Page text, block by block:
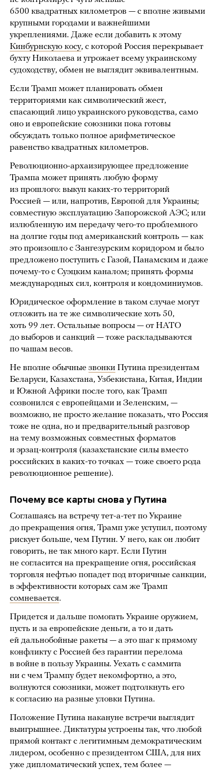
6500 квадратных километров — с вполне живыми
крупными городами и важнейшими
укреплениями. Даже если добавить к этому
Кинбурнскую косу, с которой Россия перекрывает
бухту Николаева и угрожает всему украинскому
судоходству, обмен не выглядит эквивалентным.
Если Трамп может планировать обмен
территориями как символический жест,
спасающий лицо украинского руководства, само
оно и европейские союзники пока готовы
обсуждать только полное арифметическое
равенство квадратных километров.
Революционно-архаизирующее предложение
Трампа может принять любую форму
из прошлого: выкуп каких-то территорий
Россией — или, напротив, Европой для Украины;
совместную эксплуатацию Запорожской АЭС; или
излюбленную им передачу чего-то проблемного
на долгие годы под американский контроль — как
это произошло с Зангезурским коридором и было
предложено поступить с Газой, Панамским и даже
почему-то с Суэцким каналом; принять формы
международных сил, контроля и кондоминиумов.
Юридическое оформление в таком случае могут
отложить на те же символические хоть 50,
хоть 99 лет. Остальные вопросы — от НАТО
до выборов и санкций — тоже раскладываются
по чашам весов.
Не вполне обычные звонки Путина президентам
Беларуси, Казахстана, Узбекистана, Китая, Индии
и Южной Африки после того, как Трамп
созвонился с европейцами и Зеленским, —
возможно, не просто желание показать, что Россия
тоже не одна, но и предварительный разговор
на тему возможных совместных форматов
и эрзац-контроля (казахстанские силы вместо
российских в каких-то точках — тоже своего рода
революционное решение).
Почему все карты снова у Путина
Соглашаясь на встречу тет-а-тет по Украине
до прекращения огня, Трамп уже уступил, поэтому
рискует больше, чем Путин. У него, как он любит
говорить, не так много карт. Если Путин
не согласится на прекращение огня, российская
торговля нефтью попадет под вторичные санкции,
в эффективности которых сам же Трамп
сомневается.
Придется и дальше помогать Украине оружием,
пусть и за европейские деньги, а то и дать
ей дальнобойные ракеты — а это шаг к прямому
конфликту с Россией без гарантии перелома
в войне в пользу Украины. Уехать с саммита
ни с чем Трампу будет некомфортно, а это,
волнуются союзники, может подтолкнуть его
к согласию на разные уловки Путина.
Положение Путина накануне встречи выглядит
выигрышнее. Диктатуры устроены так, что любой
прямой контакт с легитимным демократическим
лидером, особенно с президентом США, для них
уже дипломатический успех, тем более —